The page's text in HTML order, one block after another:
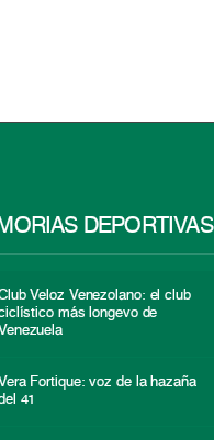
DEPORTIVAS
Veloz Venezolano: el club
más longevo de
Venezuela
Vera Fortique: voz de la hazaña
41